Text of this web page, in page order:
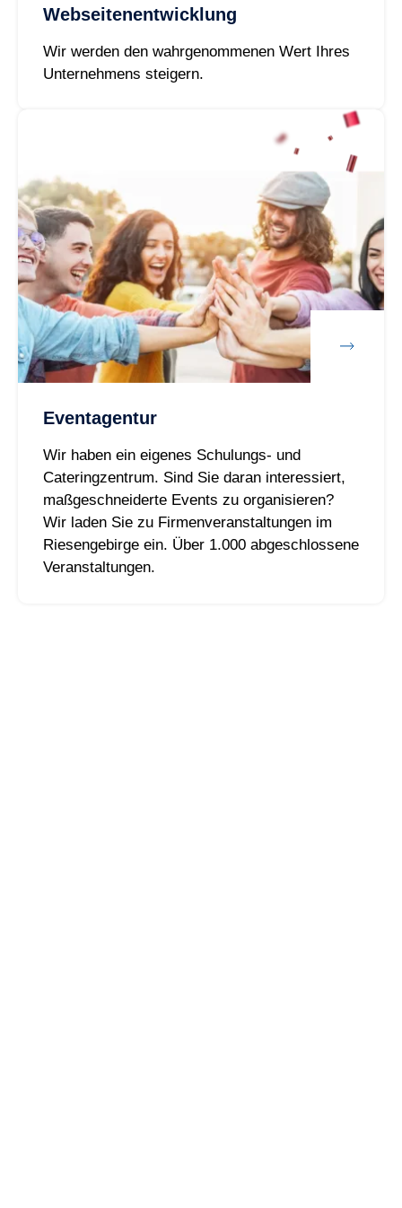
Webseitenentwicklung
Wir werden den wahrgenommenen Wert Ihres
Unternehmens steigern.
Eventagentur
Wir haben ein eigenes Schulungs- und
Cateringzentrum. Sind Sie daran interessiert,
maßgeschneiderte Events zu organisieren?
Wir laden Sie zu Firmenveranstaltungen im
Riesengebirge ein. Über 1.000 abgeschlossene
Veranstaltungen.